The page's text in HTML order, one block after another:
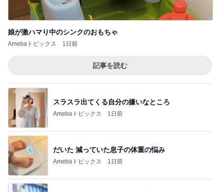
娘が激ハマり中のシンクのおもちゃ
Amebaトピックス 1日前
記事を読む
スラスラ出てくる自分の嫌いなところ
Amebaトピックス 1日前
だいた 減っていた息子の体重の悩み
Amebaトピックス 1日前